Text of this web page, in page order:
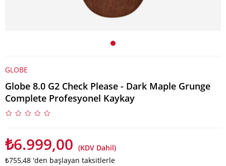
GLOBE
Globe 8.0 G2 Check Please - Dark Maple Grunge
Complete Profesyonel Kaykay
₺6.999,00 (KDV Dahil)
₺755,48 'den başlayan taksitlerle